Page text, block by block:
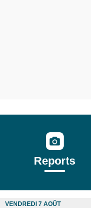
Reports
VENDREDI 7 AOÛT